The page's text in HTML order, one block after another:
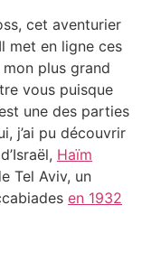
cet aventurier
met en ligne ces
mon plus grand
vous puisque
une des parties
j’ai pu découvrir
Haïm
Tel Aviv, un
en 1932